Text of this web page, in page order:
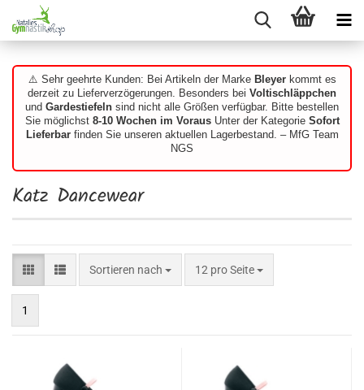
⚠️ Sehr geehrte Kunden: Bei Artikeln der Marke Bleyerkommt es
derzeit zu Lieferverzögerungen. Besonders bei Voltischläppchen
und Gardestiefeln sind nicht alle Größen verfügbar. Bitte bestellen
Sie möglichst 8-10 Wochen im VorausUnter der Kategorie Sofort
Lieferbarfinden Sie unseren aktuellen Lagerbestand. – MfG Team
NGS
Katz Dancewear
Sortieren nach
Sortieren nach 12 pro Seite
pro Seite
1